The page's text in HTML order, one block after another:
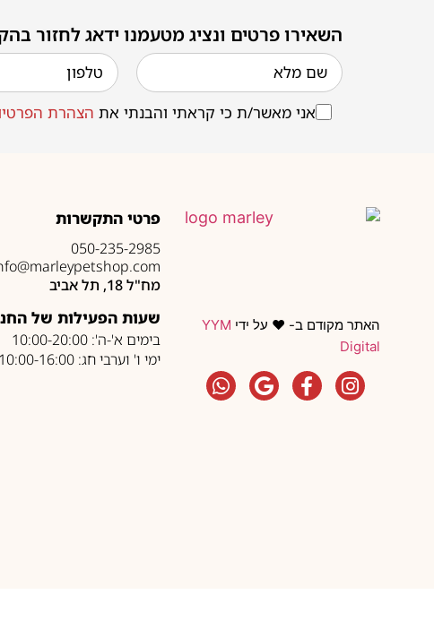
השאירו פרטים ונציג מטעמנו ידאג לחזור
אני מאשר/ת כי קראתי והבנתי את הצהרת
האתר מקודם ב- ❤️ על ידי YYM
Digital
פרטי התקשרות
050-235-2985
מח"ל 18, תל אביב
שעות הפעילות של
בימים א'-ה': 10:00-20:00
ימי ו' וערבי חג: 10:00-16:00